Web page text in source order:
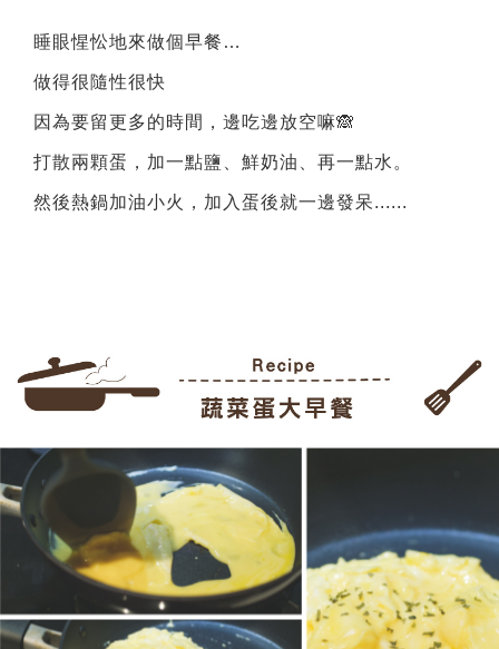
睡眼惺忪地來做個早餐…
做得很隨性很快
因為要留更多的時間，邊吃邊放空嘛🙈
打散兩顆蛋，加一點鹽、鮮奶油、再一點水。
然後熱鍋加油小火，加入蛋後就一邊發呆......